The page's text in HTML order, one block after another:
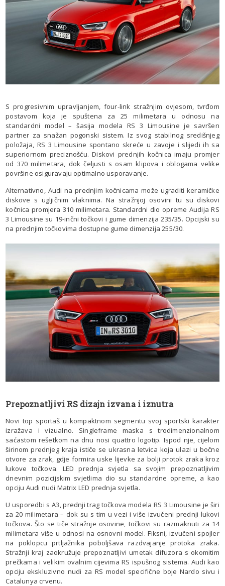
S progresivnim upravljanjem, four-link stražnjim ovjesom, tvrđom
postavom koja je spuštena za 25 milimetara u odnosu na
standardni model – šasija modela RS 3 Limousine je savršen
partner za snažan pogonski sistem. Iz svog stabilnog središnjeg
položaja, RS 3 Limousine spontano skreće u zavoje i slijedi ih sa
superiornom preciznošću. Diskovi prednjih kočnica imaju promjer
od 370 milimetara, dok čeljusti s osam klipova i oblogama velike
površine osiguravaju optimalno usporavanje.
Alternativno, Audi na prednjim kočnicama može ugraditi keramičke
diskove s ugljičnim vlaknima. Na stražnjoj osovini tu su diskovi
kočnica promjera 310 milimetara. Standardni dio opreme Audija RS
3 Limousine su 19-inčni točkovi i gume dimenzija 235/35. Opcijski su
na prednjim točkovima dostupne gume dimenzija 255/30.
Prepoznatljivi RS dizajn izvana i iznutra
Novi top sportaš u kompaktnom segmentu svoj sportski karakter
izražava i vizualno. Singleframe maska s trodimenzionalnom
saćastom rešetkom na dnu nosi quattro logotip. Ispod nje, cijelom
širinom prednjeg kraja ističe se ukrasna letvica koja ulazi u bočne
otvore za zrak, gdje formira uske lijevke za bolji protok zraka kroz
lukove točkova. LED prednja svjetla sa svojim prepoznatljivim
dnevnim pozicijskim svjetlima dio su standardne opreme, a kao
opciju Audi nudi Matrix LED prednja svjetla.
U usporedbi s A3, prednji trag točkova modela RS 3 Limousine je širi
za 20 milimetara – dok su s tim u vezi i više izvučeni prednji lukovi
točkova. Što se tiče stražnje osovine, točkovi su razmaknuti za 14
milimetara više u odnosi na osnovni model. Fiksni, izvučeni spojler
na poklopcu prtljažnika poboljšava razdvajanje protoka zraka.
Stražnji kraj zaokružuje prepoznatljivi umetak difuzora s okomitim
prečkama i velikim ovalnim cijevima RS ispušnog sistema. Audi kao
opciju ekskluzivno nudi za RS model specifične boje Nardo sivu i
Catalunya crvenu.